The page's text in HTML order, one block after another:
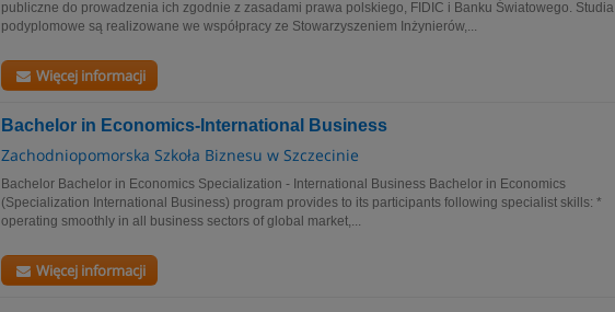
publiczne do prowadzenia ich zgodnie z zasadami prawa polskiego, FIDIC i Banku Światowego. Studia
podyplomowe są realizowane we współpracy ze Stowarzyszeniem Inżynierów,...
Więcej informacji
Bachelor in Economics-International Business
Zachodniopomorska Szkoła Biznesu w Szczecinie
Bachelor Bachelor in Economics Specialization - International Business Bachelor in Economics
(Specialization International Business) program provides to its participants following specialist skills: *
operating smoothly in all business sectors of global market,...
Więcej informacji